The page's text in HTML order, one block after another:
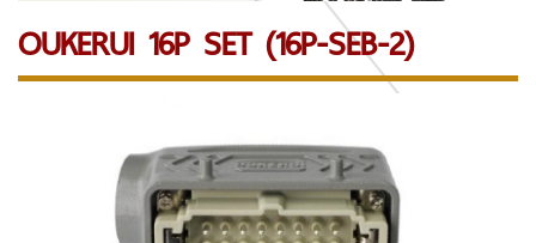
OUKERUI 16P SET (16P-SEB-2)